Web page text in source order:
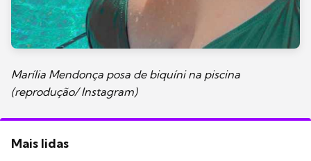
Marília Mendonça posa de biquíni na piscina
(reprodução/ Instagram)
Mais lidas